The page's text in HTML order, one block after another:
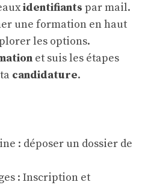
identifiants par mail.
une formation en haut
les options.
et suis les étapes
candidature.
: déposer un dossier de
: Inscription et